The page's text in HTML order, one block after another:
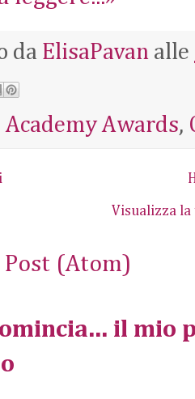
da ElisaPavan alle
Academy Awards,
Visualizza
Post (Atom)
il